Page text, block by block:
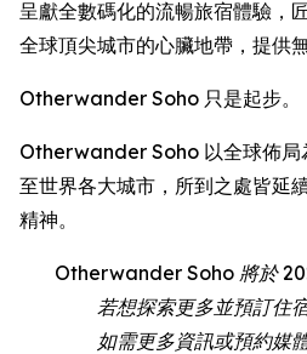
呈獻全數碼化的流暢旅宿體驗，
全球頂尖城市的心臟地帶，提供
Otherwander Soho 只是起步。
Otherwander Soho 以全球佈局
至世界各大城市，所到之處皆延
精神。
Otherwander Soho 將於
若想探索更多並預訂住
如需更多資訊或預約媒